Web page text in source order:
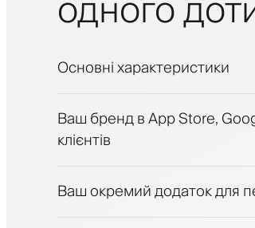
Основні характеристики
Платежі, застава
Продавати косметику
Ваш бренд в App Store,
клієнтів
Ваш окремий додаток для